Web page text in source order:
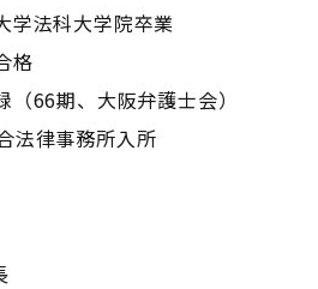
法科大学院卒業
格
66期、大阪弁護士会）
律事務所入所